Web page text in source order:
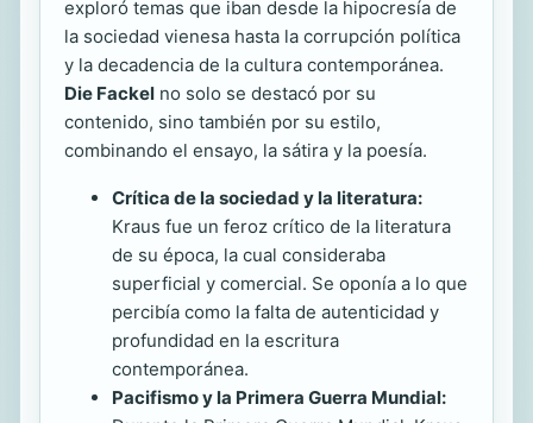
exploró temas que iban desde la hipocresía de
la sociedad vienesa hasta la corrupción política
y la decadencia de la cultura contemporánea.
Die Fackel no solo se destacó por su
contenido, sino también por su estilo,
combinando el ensayo, la sátira y la poesía.
Crítica de la sociedad y la literatura:
Kraus fue un feroz crítico de la literatura
de su época, la cual consideraba
superficial y comercial. Se oponía a lo que
percibía como la falta de autenticidad y
profundidad en la escritura
contemporánea.
Pacifismo y la Primera Guerra Mundial: